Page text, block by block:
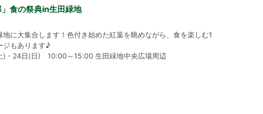
食の祭典in生田緑地
に大集合します！色付き始めた紅葉を眺めながら、食を楽しむ1
ジもあります♪
)・24日(日) 10:00～15:00 生田緑地中央広場周辺